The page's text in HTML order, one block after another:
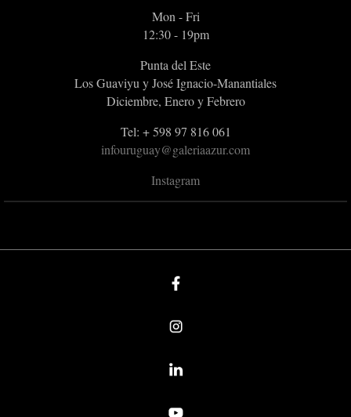
Mon - Fri
12:30 - 19pm
Punta del Este
Los Guaviyu y José Ignacio-Manantiales
Diciembre, Enero y Febrero
Tel: + 598 97 816 061
infouruguay@galeriaazur.com
Instagram